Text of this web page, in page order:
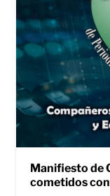
Manifiesto de
cometidos